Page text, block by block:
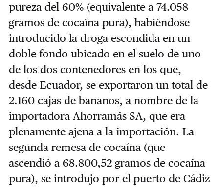
pureza del 60% (equivalente a 74.058
gramos de cocaína pura), habiéndose
introducido la droga escondida en un
doble fondo ubicado en el suelo de uno
de los dos contenedores en los que,
desde Ecuador, se exportaron un total de
2.160 cajas de bananos, a nombre de la
importadora Ahorramás SA, que era
plenamente ajena a la importación. La
segunda remesa de cocaína (que
ascendió a 68.800,52 gramos de cocaína
pura), se introdujo por el puerto de Cádiz